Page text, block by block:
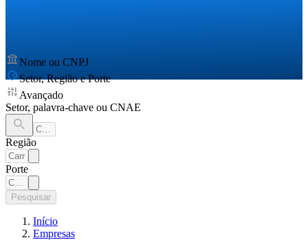
Nome ou CNPJ
Setor, Região e Porte
Avançado
Setor, palavra-chave ou CNAE
Região
Porte
Pesquisar
Início
Empresas